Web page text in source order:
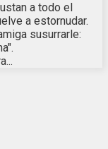
a todo el
a estornudar.
susurrarle: